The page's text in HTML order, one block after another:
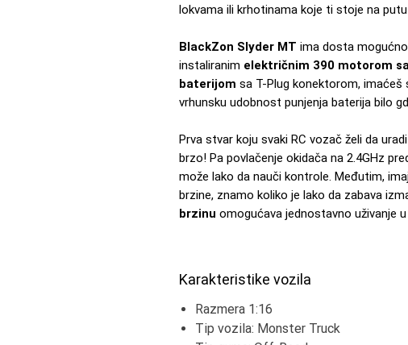
lokvama ili krhotinama koje ti stoje na
BlackZon Slyder MT ima dosta
instaliranim električnim 390 motorom
baterijom sa T-Plug konektorom, imaćeš
vrhunsku udobnost punjenja baterija bilo
Prva stvar koju svaki RC vozač želi da
brzo! Pa povlačenje okidača na 2.4GHz
može lako da nauči kontrole. Međutim,
brzine, znamo koliko je lako da zabava
brzinu omogućava jednostavno uživanje
Karakteristike vozila
Razmera 1:16
Tip vozila: Monster Truck